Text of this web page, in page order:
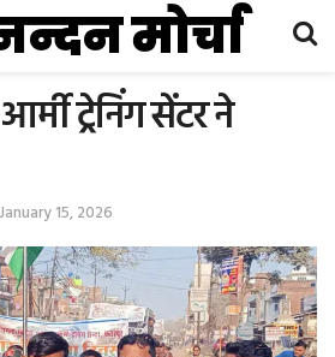
मोर्चा
ट्रेनिंग सेंटर ने
January 15, 2026